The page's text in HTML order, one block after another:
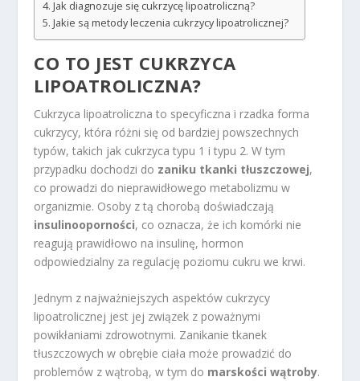
Jak diagnozuje się cukrzycę lipoatroliczną?
Jakie są metody leczenia cukrzycy lipoatrolicznej?
CO TO JEST CUKRZYCA
LIPOATROLICZNA?
Cukrzyca lipoatroliczna to specyficzna i rzadka forma
cukrzycy, która różni się od bardziej powszechnych
typów, takich jak cukrzyca typu 1 i typu 2. W tym
przypadku dochodzi do zaniku tkanki tłuszczowej,
co prowadzi do nieprawidłowego metabolizmu w
organizmie. Osoby z tą chorobą doświadczają
insulinooporności, co oznacza, że ich komórki nie
reagują prawidłowo na insulinę, hormon
odpowiedzialny za regulację poziomu cukru we krwi.
Jednym z najważniejszych aspektów cukrzycy
lipoatrolicznej jest jej związek z poważnymi
powikłaniami zdrowotnymi. Zanikanie tkanek
tłuszczowych w obrębie ciała może prowadzić do
problemów z wątrobą, w tym do marskości wątroby.